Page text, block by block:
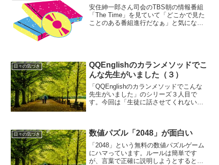
安住紳一郎さん司会のTBS朝の情報番組
「The Time」を見ていて「どこかで見た
ことのある番組進行だなぁ」と気になっ
日々の気づき
QQEnglishのカランメソッドでこ
んな先生がいました（３）
「QQEnglishのカランメソッドでこんな
先生がいました」のシリーズ３人目で
す。今回は「生徒に話させてくれない先
日々の気づき 数値パズル「2048」が面白い
「2048」という無料の数値パズルゲーム
にハマっています。ルールは簡単です
が、言葉で正確に説明しようとすると難